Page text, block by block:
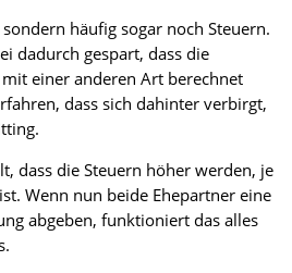
häufig sogar noch Steuern.
dadurch gespart, dass die
einer anderen Art berechnet
dass sich dahinter verbirgt,
dass die Steuern höher werden, je
Wenn nun beide Ehepartner eine
abgeben, funktioniert das alles